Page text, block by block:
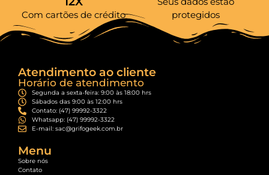
Com cartões de crédito
protegidos
Atendimento ao cliente
Horário de atendimento
Segunda a sexta-feira: 9:00 às 18:00 hrs
Sábados das 9:00 às 12:00 hrs
Contato: (47) 99992-3322
Whatsapp: (47) 99992-3322
E-mail: sac@grifogeek.com.br
Menu
Sobre nós
Contato